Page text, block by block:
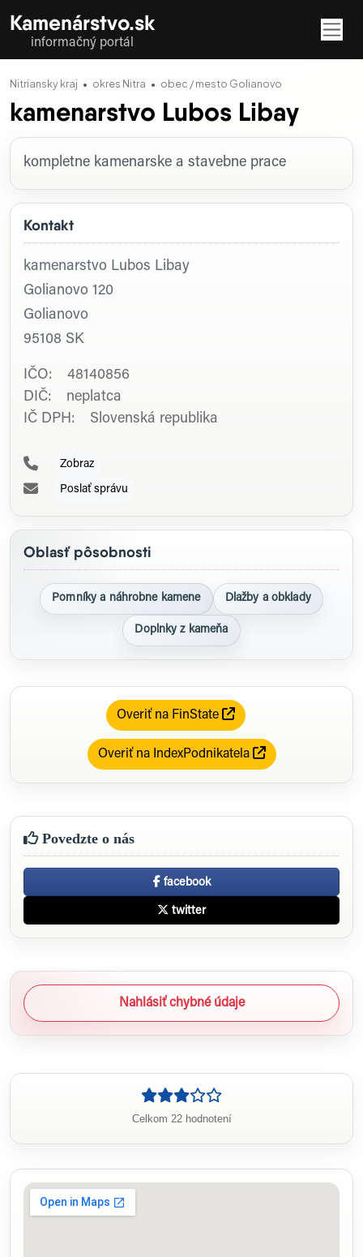
Kamenárstvo.sk
informačný portál
Nitriansky kraj okres Nitra obec / mesto Golianovo
kamenarstvo Lubos Libay
Kontakt
kamenarstvo Lubos Libay
Golianovo 120
Golianovo
95108 SK
IČO: 48140856
DIČ: neplatca
IČ DPH: Slovenská republika
Zobraz
Poslať správu
Oblasť pôsobnosti
Pomníky a náhrobne kamene Dlažby a obklady
Doplnky z kameňa
Overiť na FinState
Overiť na IndexPodnikatela
Povedzte o nás
facebook
twitter
Nahlásiť chybné údaje
Profil firmy
kompletne kamenarske a stavebne prace
Celkom 22 hodnotení